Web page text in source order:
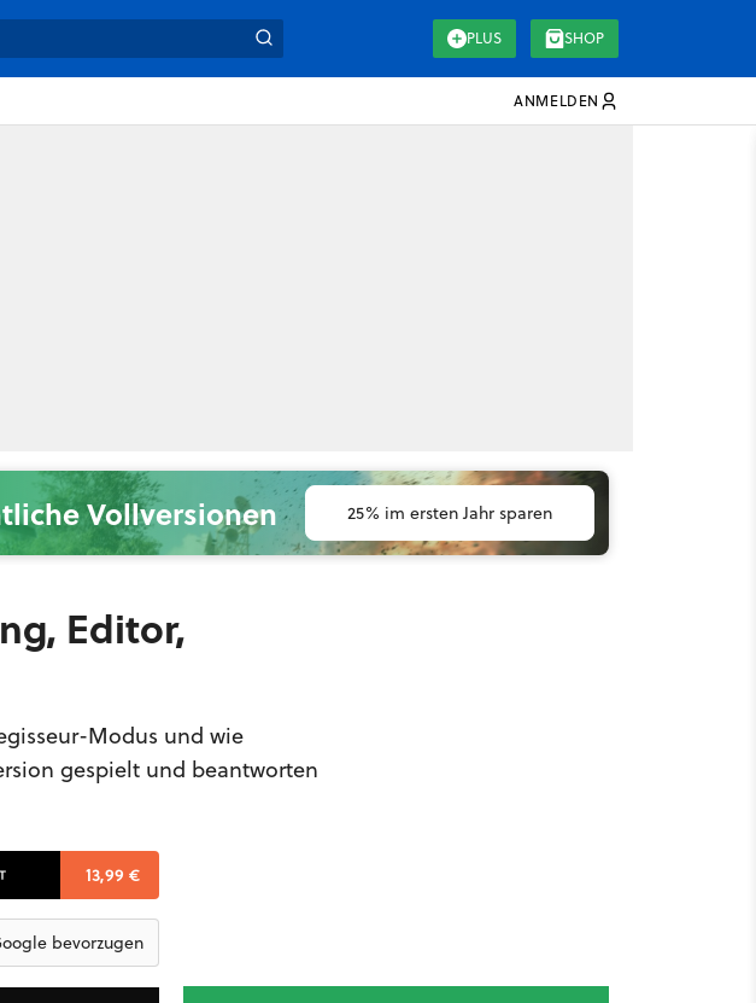
PLUS SHOP
ANMELDEN
Vollversionen 25% im ersten Jahr sparen
Editor,
Modus und wie
gespielt und beantworten
13,99 €
bevorzugen
15:30